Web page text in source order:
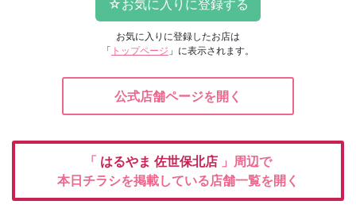
お気に入りに登録したお店は
「 トップページ 」に表示されます。
公式店舗ページを開く
「 はるやま 佐世保北店 」周辺で
本日チラシを掲載している店舗一覧を開く